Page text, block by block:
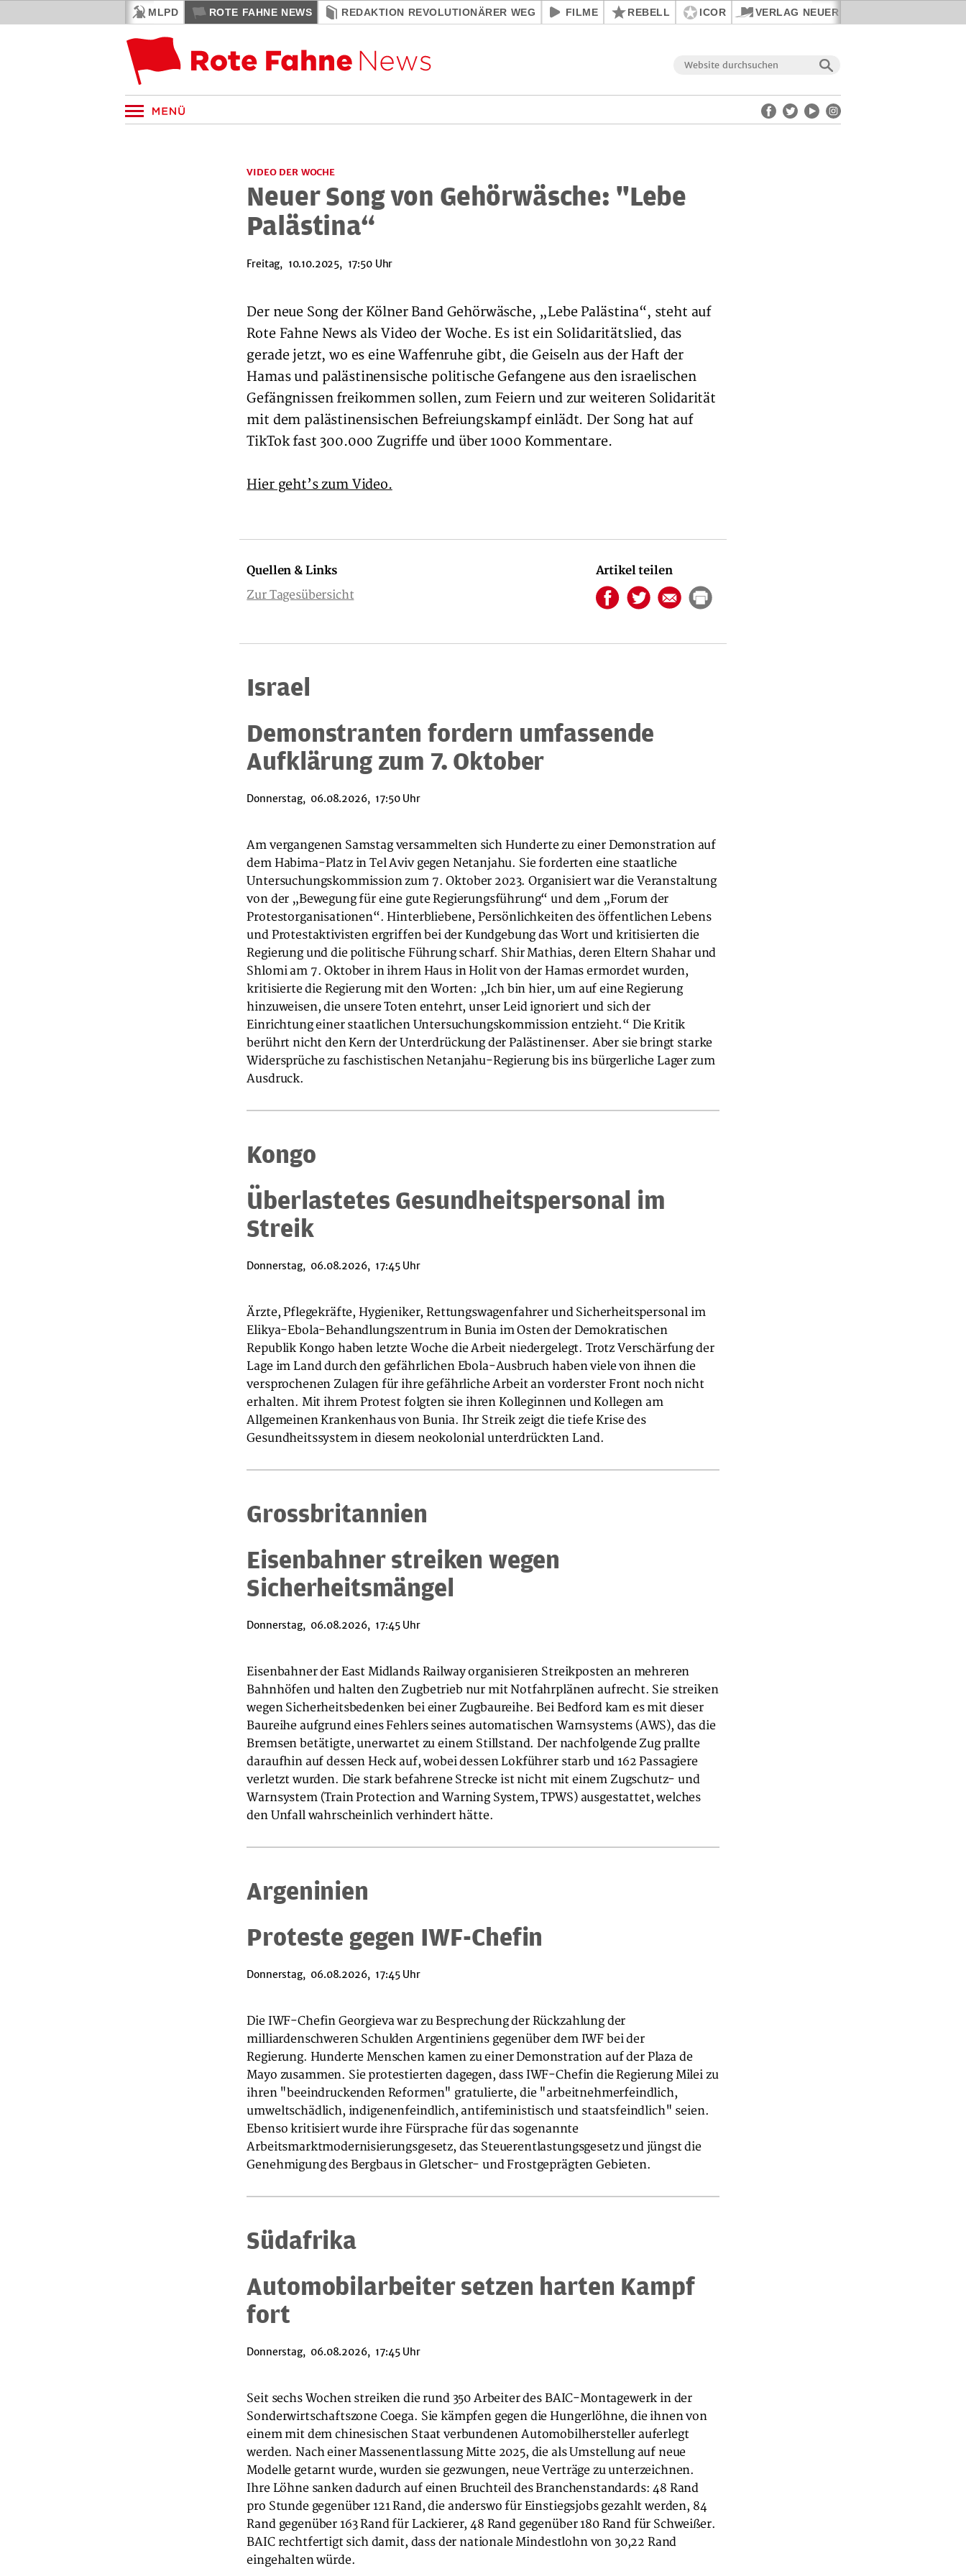
MLPD ROTE FAHNE NEWS REDAKTION REVOLUTIONÄRER WEG FILME REBELL ICOR VERLAG NEUER WEG
VIDEO DER WOCHE
Neuer Song von Gehörwäsche: "Lebe
Palästina“
Freitag, 10.10.2025, 17:50 Uhr
Der neue Song der Kölner Band Gehörwäsche, „Lebe Palästina“, steht auf
Rote Fahne News als Video der Woche. Es ist ein Solidaritätslied, das
gerade jetzt, wo es eine Waffenruhe gibt, die Geiseln aus der Haft der
Hamas und palästinensische politische Gefangene aus den israelischen
Gefängnissen freikommen sollen, zum Feiern und zur weiteren Solidarität
mit dem palästinensischen Befreiungskampf einlädt. Der Song hat auf
TikTok fast 300.000 Zugriffe und über 1000 Kommentare.
Hier geht’s zum Video.
Quellen & Links
Zur Tagesübersicht
Artikel teilen
Israel
Demonstranten fordern umfassende
Aufklärung zum 7. Oktober
Donnerstag, 06.08.2026, 17:50 Uhr
Am vergangenen Samstag versammelten sich Hunderte zu einer Demonstration auf
dem Habima-Platz in Tel Aviv gegen Netanjahu. Sie forderten eine staatliche
Untersuchungskommission zum 7. Oktober 2023. Organisiert war die Veranstaltung
von der „Bewegung für eine gute Regierungsführung“ und dem „Forum der
Protestorganisationen“. Hinterbliebene, Persönlichkeiten des öffentlichen Lebens
und Protestaktivisten ergriffen bei der Kundgebung das Wort und kritisierten die
Regierung und die politische Führung scharf. Shir Mathias, deren Eltern Shahar und
Shlomi am 7. Oktober in ihrem Haus in Holit von der Hamas ermordet wurden,
kritisierte die Regierung mit den Worten: „Ich bin hier, um auf eine Regierung
hinzuweisen, die unsere Toten entehrt, unser Leid ignoriert und sich der
Einrichtung einer staatlichen Untersuchungskommission entzieht.“ Die Kritik
berührt nicht den Kern der Unterdrückung der Palästinenser. Aber sie bringt starke
Widersprüche zu faschistischen Netanjahu-Regierung bis ins bürgerliche Lager zum
Ausdruck.
Kongo
Überlastetes Gesundheitspersonal im
Streik
Donnerstag, 06.08.2026, 17:45 Uhr
Ärzte, Pflegekräfte, Hygieniker, Rettungswagenfahrer und Sicherheitspersonal im
Elikya-Ebola-Behandlungszentrum in Bunia im Osten der Demokratischen
Republik Kongo haben letzte Woche die Arbeit niedergelegt. Trotz Verschärfung der
Lage im Land durch den gefährlichen Ebola-Ausbruch haben viele von ihnen die
versprochenen Zulagen für ihre gefährliche Arbeit an vorderster Front noch nicht
erhalten. Mit ihrem Protest folgten sie ihren Kolleginnen und Kollegen am
Allgemeinen Krankenhaus von Bunia. Ihr Streik zeigt die tiefe Krise des
Gesundheitssystem in diesem neokolonial unterdrückten Land.
Grossbritannien
Eisenbahner streiken wegen
Sicherheitsmängel
Donnerstag, 06.08.2026, 17:45 Uhr
Eisenbahner der East Midlands Railway organisieren Streikposten an mehreren
Bahnhöfen und halten den Zugbetrieb nur mit Notfahrplänen aufrecht. Sie streiken
wegen Sicherheitsbedenken bei einer Zugbaureihe. Bei Bedford kam es mit dieser
Baureihe aufgrund eines Fehlers seines automatischen Warnsystems (AWS), das die
Bremsen betätigte, unerwartet zu einem Stillstand. Der nachfolgende Zug prallte
daraufhin auf dessen Heck auf, wobei dessen Lokführer starb und 162 Passagiere
verletzt wurden. Die stark befahrene Strecke ist nicht mit einem Zugschutz- und
Warnsystem (Train Protection and Warning System, TPWS) ausgestattet, welches
den Unfall wahrscheinlich verhindert hätte.
Argeninien
Proteste gegen IWF-Chefin
Donnerstag, 06.08.2026, 17:45 Uhr
Die IWF-Chefin Georgieva war zu Besprechung der Rückzahlung der
milliardenschweren Schulden Argentiniens gegenüber dem IWF bei der
Regierung. Hunderte Menschen kamen zu einer Demonstration auf der Plaza de
Mayo zusammen. Sie protestierten dagegen, dass IWF-Chefin die Regierung Milei zu
ihren "beeindruckenden Reformen" gratulierte, die "arbeitnehmerfeindlich,
umweltschädlich, indigenenfeindlich, antifeministisch und staatsfeindlich" seien.
Ebenso kritisiert wurde ihre Fürsprache für das sogenannte
Arbeitsmarktmodernisierungsgesetz, das Steuerentlastungsgesetz und jüngst die
Genehmigung des Bergbaus in Gletscher- und Frostgeprägten Gebieten.
Südafrika
Automobilarbeiter setzen harten Kampf
fort
Donnerstag, 06.08.2026, 17:45 Uhr
Seit sechs Wochen streiken die rund 350 Arbeiter des BAIC-Montagewerk in der
Sonderwirtschaftszone Coega. Sie kämpfen gegen die Hungerlöhne, die ihnen von
einem mit dem chinesischen Staat verbundenen Automobilhersteller auferlegt
werden. Nach einer Massenentlassung Mitte 2025, die als Umstellung auf neue
Modelle getarnt wurde, wurden sie gezwungen, neue Verträge zu unterzeichnen.
Ihre Löhne sanken dadurch auf einen Bruchteil des Branchenstandards: 48 Rand
pro Stunde gegenüber 121 Rand, die anderswo für Einstiegsjobs gezahlt werden, 84
Rand gegenüber 163 Rand für Lackierer, 48 Rand gegenüber 180 Rand für Schweißer.
BAIC rechtfertigt sich damit, dass der nationale Mindestlohn von 30,22 Rand
eingehalten würde.